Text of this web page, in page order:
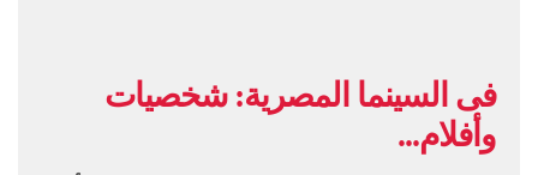
فى السينما المصرية: شخصيات
وأفلام...